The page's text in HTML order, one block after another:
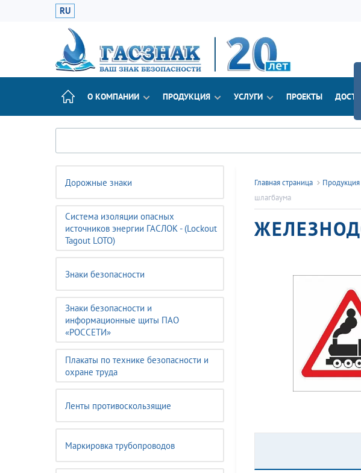
RU
О КОМПАНИИ ПРОДУКЦИЯ УСЛУГИ ПРОЕКТЫ
Дорожные знаки
Система изоляции опасных
источников энергии ГАСЛОК - (Lockout
Tagout LOTO)
Знаки безопасности
Знаки безопасности и
информационные щиты ПАО
«РОССЕТИ»
Плакаты по технике безопасности и
охране труда
Ленты противоскользящие
Маркировка трубопроводов
Главная страница Продукция
шлагбаума